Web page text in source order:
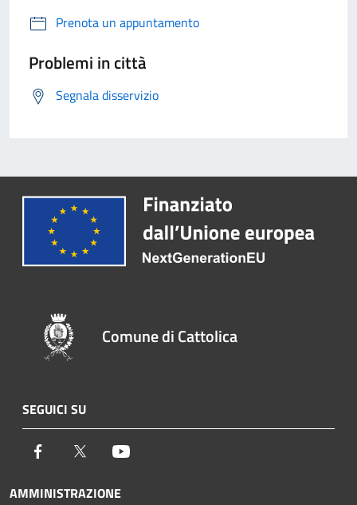
Prenota un appuntamento
Problemi in città
Segnala disservizio
Comune di Cattolica
SEGUICI SU
Facebook Twitter
AMMINISTRAZIONE